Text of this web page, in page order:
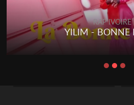
RAP IVOIRE
YILIM - BONNE